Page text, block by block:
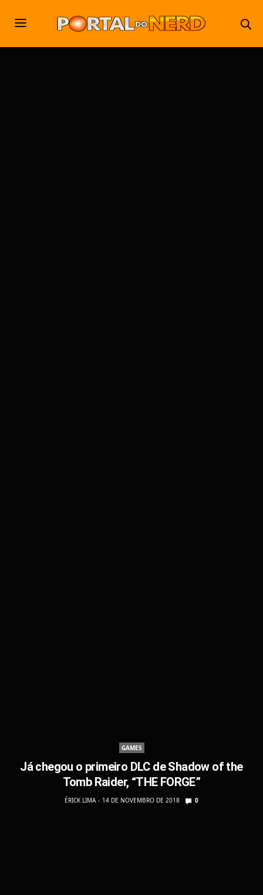
GAMES
Já chegou o primeiro DLC de Shadow of the
Tomb Raider, “THE FORGE”
ÉRICK LIMA 14 DE NOVEMBRO DE 2018 0